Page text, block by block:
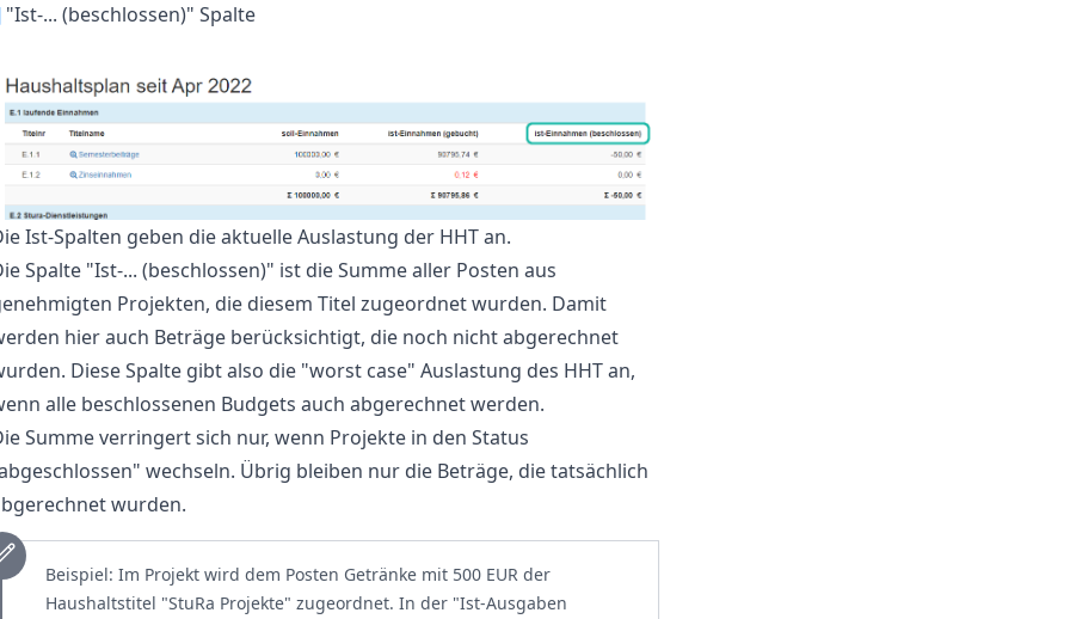
"Ist-... (beschlossen)" Spalte
Ist-Spalten geben die aktuelle Auslastung der HHT an.
Spalte "Ist-... (beschlossen)" ist die Summe aller Posten aus
Projekten, die diesem Titel zugeordnet wurden. Damit
hier auch Beträge berücksichtigt, die noch nicht abgerechnet
Diese Spalte gibt also die "worst case" Auslastung des HHT an,
alle beschlossenen Budgets auch abgerechnet werden.
Summe verringert sich nur, wenn Projekte in den Status
wechseln. Übrig bleiben nur die Beträge, die tatsächlich
wurden.
Beispiel: Im Projekt wird dem Posten Getränke mit 500 EUR der
Haushaltstitel "StuRa Projekte" zugeordnet. In der "Ist-Ausgaben